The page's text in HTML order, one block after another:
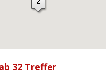
Login
32 Treffer